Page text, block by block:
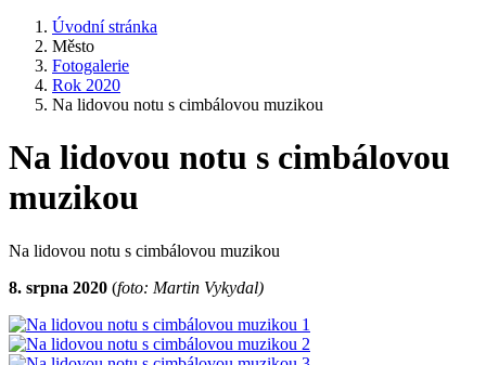
Úvodní stránka
Město
Fotogalerie
Rok 2020
Na lidovou notu s cimbálovou muzikou
Na lidovou notu s cimbálovou
muzikou
Na lidovou notu s cimbálovou muzikou
8. srpna 2020 (foto: Martin Vykydal)